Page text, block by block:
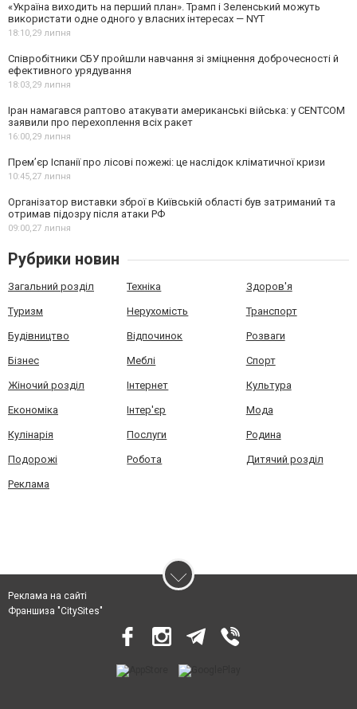
«Україна виходить на перший план». Трамп і Зеленський можуть
використати одне одного у власних інтересах — NYT
18:10,29 липня
Співробітники СБУ пройшли навчання зі зміцнення доброчесності й
ефективного урядування
18:03,29 липня
Іран намагався раптово атакувати американські війська: у CENTCOM
заявили про перехоплення всіх ракет
16:00,29 липня
Прем’єр Іспанії про лісові пожежі: це наслідок кліматичної кризи
10:45,27 липня
Організатор виставки зброї в Київській області був затриманий та
отримав підозру після атаки РФ
09:00,27 липня
Рубрики новин
Загальний розділ Техніка Здоров'я
Туризм Нерухомість Транспорт
Будівництво Відпочинок Розваги
Бізнес Меблі Спорт
Жіночий розділ Інтернет Культура
Економіка Інтер'єр Мода
Кулінарія Послуги Родина
Подорожі Робота Дитячий розділ
Реклама
Реклама на сайті
Франшиза "CitySites"